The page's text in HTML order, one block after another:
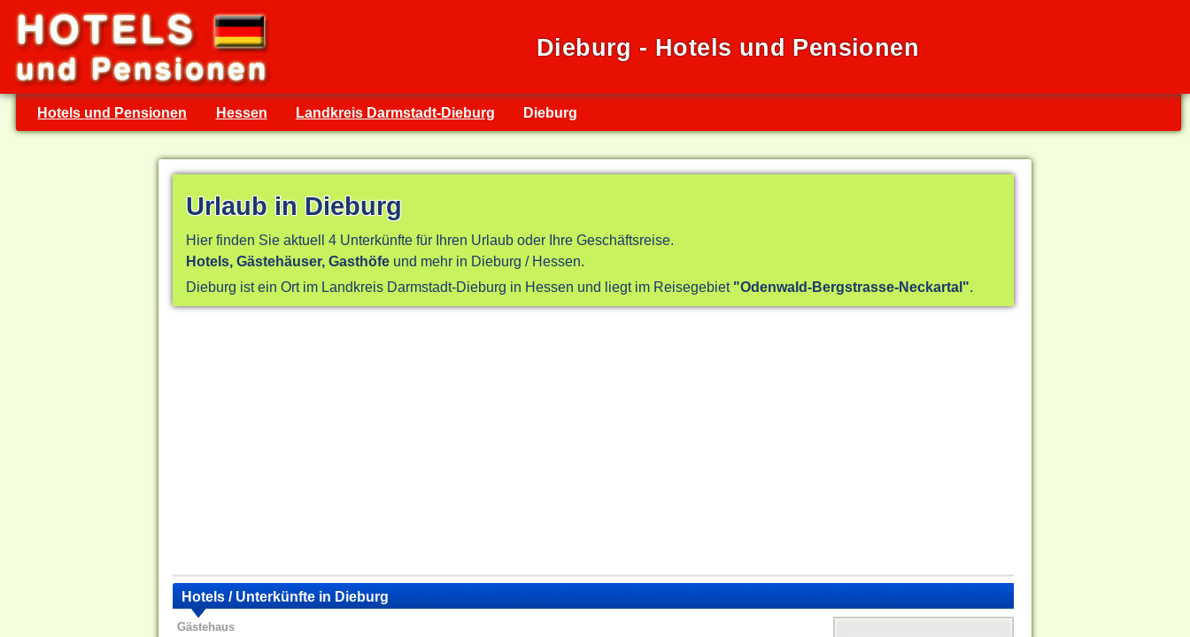
Dieburg - Hotels und Pensionen
Hotels und Pensionen Hessen Landkreis Darmstadt-Dieburg Dieburg
Urlaub in Dieburg
Hier finden Sie aktuell 4 Unterkünfte für Ihren Urlaub oder Ihre Geschäftsreise.
Hotels, Gästehäuser, Gasthöfe und mehr in Dieburg / Hessen.
Dieburg ist ein Ort im Landkreis Darmstadt-Dieburg in Hessen und liegt im Reisegebiet "Odenwald-Bergstrasse-Neckartal"
Hotels / Unterkünfte in Dieburg
Gästehaus